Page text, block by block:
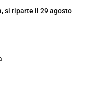
si riparte il 29 agosto